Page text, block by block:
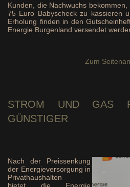
Kunden, die Nachwuchs
75 Euro Babyscheck zu kassieren
Erholung finden in den
Energie Burgenland versendet
Zum
STROM UND GAS
GÜNSTIGER
Nach der Preissenkung
der Energieversorgung in
Privathaushalten
bietet die Energie